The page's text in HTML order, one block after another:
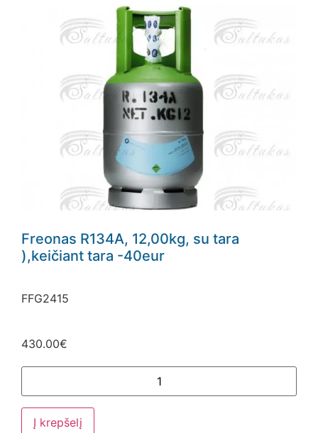
Freonas R134A, 12,00kg, su tara
),keičiant tara -40eur
FFG2415
430.00€
Į krepšelį